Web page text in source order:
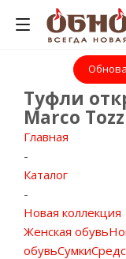
Обнова
Туфли
Marco
Главная
-
Каталог
-
Новая коллекция
Женская обувь
обувьСумки